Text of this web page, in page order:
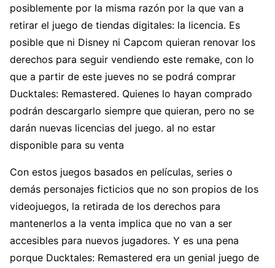
posiblemente por la misma razón por la que van a
retirar el juego de tiendas digitales: la licencia. Es
posible que ni Disney ni Capcom quieran renovar los
derechos para seguir vendiendo este remake, con lo
que a partir de este jueves no se podrá comprar
Ducktales: Remastered. Quienes lo hayan comprado
podrán descargarlo siempre que quieran, pero no se
darán nuevas licencias del juego. al no estar
disponible para su venta
Con estos juegos basados en películas, series o
demás personajes ficticios que no son propios de los
videojuegos, la retirada de los derechos para
mantenerlos a la venta implica que no van a ser
accesibles para nuevos jugadores. Y es una pena
porque Ducktales: Remastered era un genial juego de